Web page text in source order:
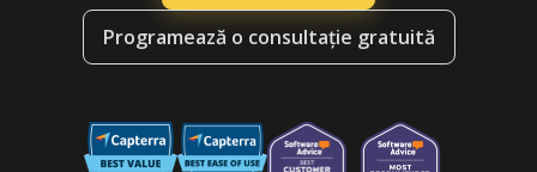
Programează o consultație gratuită